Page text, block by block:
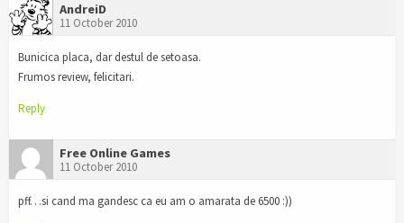
AndreiD
11 October 2010
Bunicica placa, dar destul de setoasa.
Frumos review, felicitari.
Reply
Free Online Games
11 October 2010
pff…si cand ma gandesc ca eu am o amarata de 6500 :))